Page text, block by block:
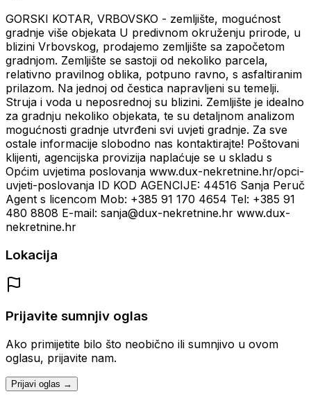
GORSKI KOTAR, VRBOVSKO - zemljište, mogućnost
gradnje više objekata U predivnom okruženju prirode, u
blizini Vrbovskog, prodajemo zemljište sa započetom
gradnjom. Zemljište se sastoji od nekoliko parcela,
relativno pravilnog oblika, potpuno ravno, s asfaltiranim
prilazom. Na jednoj od čestica napravljeni su temelji.
Struja i voda u neposrednoj su blizini. Zemljište je idealno
za gradnju nekoliko objekata, te su detaljnom analizom
mogućnosti gradnje utvrđeni svi uvjeti gradnje. Za sve
ostale informacije slobodno nas kontaktirajte! Poštovani
klijenti, agencijska provizija naplaćuje se u skladu s
Općim uvjetima poslovanja www.dux-nekretnine.hr/opci-
uvjeti-poslovanja ID KOD AGENCIJE: 44516 Sanja Peruč
Agent s licencom Mob: +385 91 170 4654 Tel: +385 91
480 8808 E-mail: sanja@dux-nekretnine.hr www.dux-
nekretnine.hr
Lokacija
Prijavite sumnjiv oglas
Ako primijetite bilo što neobično ili sumnjivo u ovom
oglasu, prijavite nam.
Prijavi oglas →